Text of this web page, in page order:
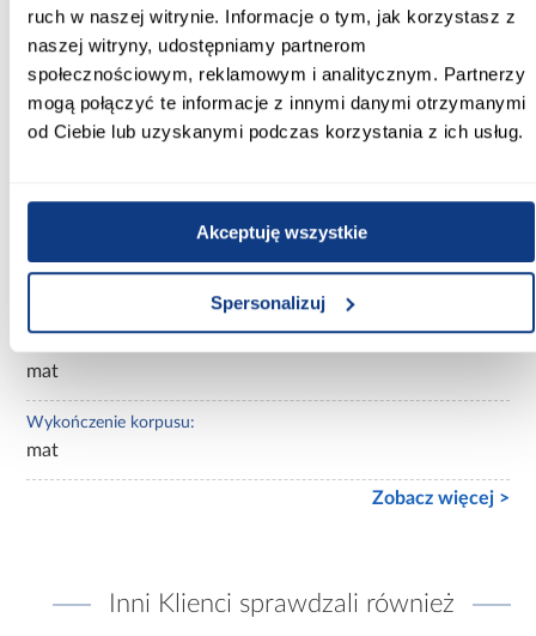
ruch w naszej witrynie. Informacje o tym, jak korzystasz z
naszej witryny, udostępniamy partnerom
społecznościowym, reklamowym i analitycznym. Partnerzy
mogą połączyć te informacje z innymi danymi otrzymanymi
od Ciebie lub uzyskanymi podczas korzystania z ich usług.
Akceptuję wszystkie
Spersonalizuj
Kolor korpusu:
biały
Wybarwienie:
białe
Ilość drzwi:
mat
Wykończenie korpusu:
mat
Zobacz więcej >
Inni Klienci sprawdzali również